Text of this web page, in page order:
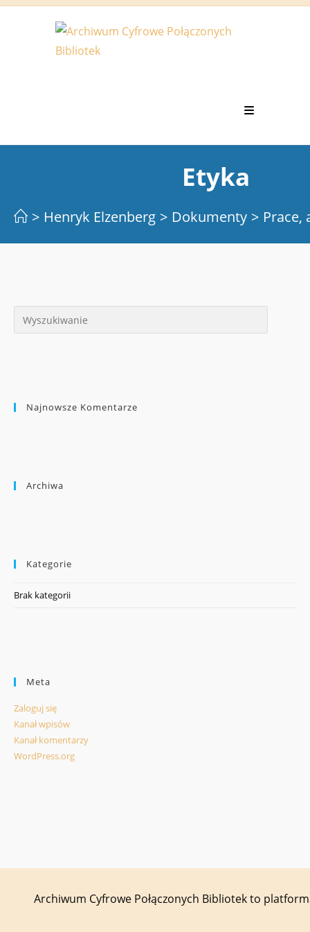
Koniec
Etyka
> Henryk Elzenberg > Dokumenty > Prace,
Najnowsze Komentarze
Archiwa
Kategorie
Brak kategorii
Meta
Zaloguj się
Kanał wpisów
Kanał komentarzy
WordPress.org
Archiwum Cyfrowe Połączonych Bibliotek to